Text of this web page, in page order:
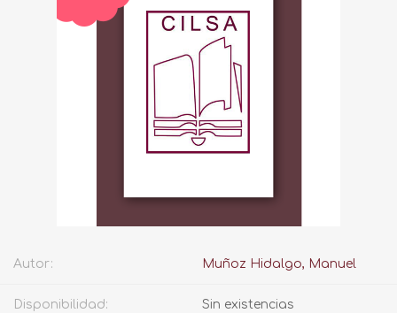
Autor: Muñoz Hidalgo, Manuel
Disponibilidad: Sin existencias